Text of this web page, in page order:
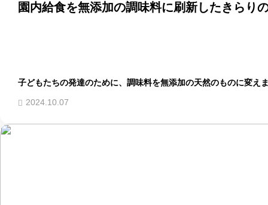
園内給食を無添加の調味料に刷新したきらり
子どもたちの発達のために、調味料を無添加の天然のものに変え
2024.10.07